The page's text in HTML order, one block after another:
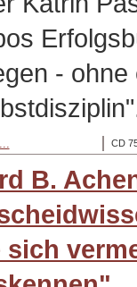
-
CD
B.
sich